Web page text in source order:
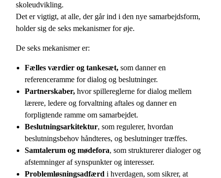
skoleudvikling.
Det er vigtigt, at alle, der går ind i den nye samarbejdsform,
holder sig de seks mekanismer for øje.
De seks mekanismer er:
Fælles værdier og tankesæt, som danner en
referenceramme for dialog og beslutninger.
Partnerskaber, hvor spillereglerne for dialog mellem
lærere, ledere og forvaltning aftales og danner en
forpligtende ramme om samarbejdet.
Beslutningsarkitektur, som regulerer, hvordan
beslutningsbehov håndteres, og beslutninger træffes.
Samtalerum og mødefora, som strukturerer dialoger og
afstemninger af synspunkter og interesser.
Problemløsningsadfærd i hverdagen, som sikrer, at